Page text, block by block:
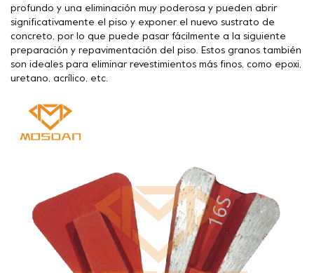
profundo y una eliminación muy poderosa y pueden abrir
significativamente el piso y exponer el nuevo sustrato de
concreto, por lo que puede pasar fácilmente a la siguiente
preparación y repavimentación del piso. Estos granos también
son ideales para eliminar revestimientos más finos, como epoxi,
uretano, acrílico, etc.